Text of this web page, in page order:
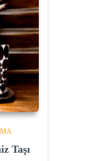
Taşı